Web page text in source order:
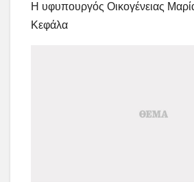
Η υφυπουργός Οικογένειας
Κεφάλα